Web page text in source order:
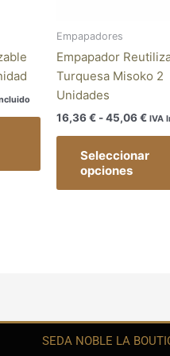
pueden
elegir
página
producto
Empapadores
Empapador
Turquesa Misoko 2
Unidades
16,36€ - 45,06€ IVA
Seleccionar
opciones
SEDA NOBLE LA